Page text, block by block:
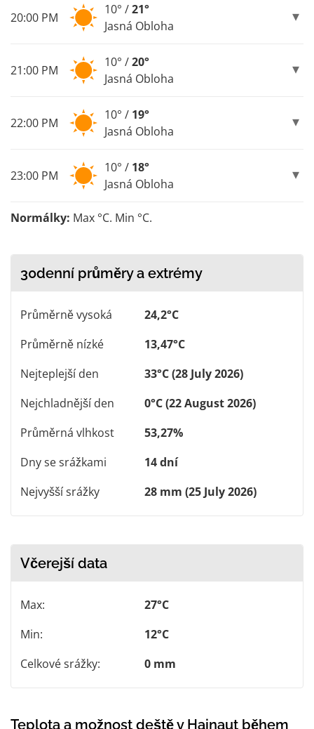
20:00 PM
10° /21°
Jasná Obloha
21:00 PM
10° /20°
Jasná Obloha
22:00 PM
10° / 19°
Jasná Obloha
23:00 PM
10° / 18°
Jasná Obloha
Normálky: Max °C. Min °C.
30denní průměry a extrémy
Průměrně vysoká
24,2°C
Průměrně nízké
13,47°C
Nejteplejší den
33°C (28 July 2026)
Nejchladnější den
0°C (22 August 2026)
Průměrná vlhkost
53,27%
Dny se srážkami
14 dní
Nejvyšší srážky
28 mm (25 July 2026)
Včerejší data
Max:
27°C
Min:
12°C
Celkové srážky:
0 mm
Teplota a možnost deště v Hainaut během